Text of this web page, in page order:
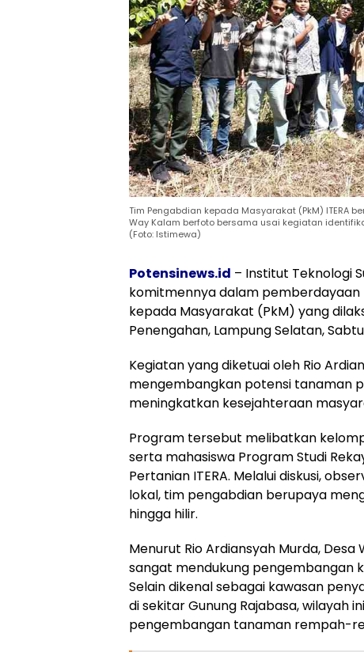
Tim Pengabdian kepada Masyarakat (PkM) ITERA
Way Kalam berfoto bersama usai kegiatan
(Foto: Istimewa)
Potensinews.id – Institut Teknologi
komitmennya dalam
kepada Masyarakat (PkM) yang
Penengahan, Lampung Selatan,
Kegiatan yang diketuai oleh Rio
mengembangkan potensi tanaman
meningkatkan kesejahteraan
Program tersebut melibatkan
serta mahasiswa Program Studi
Pertanian ITERA. Melalui diskusi,
lokal, tim pengabdian berupaya
hingga hilir.
Menurut Rio Ardiansyah Murda,
sangat mendukung pengembangan
Selain dikenal sebagai kawasan
di sekitar Gunung Rajabasa, wilayah
pengembangan tanaman rempah-